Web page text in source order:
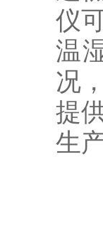
仪
温
况
提
生